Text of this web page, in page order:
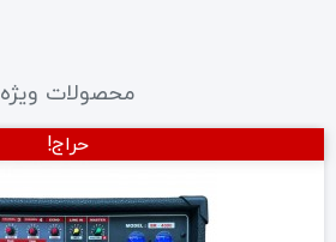
محصولات ویژه
حراج!